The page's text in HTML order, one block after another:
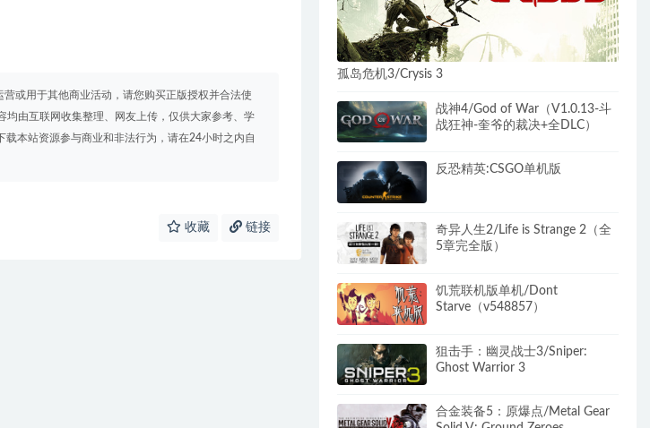
或用于其他商业活动，请您购买正版授权并合法使
均由互联网收集整理、网友上传，仅供大家参考、学
本站资源参与商业和非法行为，请在24小时之内自
收藏 链接
孤岛危机3/Crysis 3
战神4/God of War（V1.0.13-斗
战狂神-奎爷的裁决+全DLC）
反恐精英:CSGO单机版
奇异人生2/Life is Strange 2（全
5章完全版）
饥荒联机版单机/Dont
Starve（v548857）
狙击手：幽灵战士3/Sniper:
Ghost Warrior 3
合金装备5：原爆点/Metal Gear